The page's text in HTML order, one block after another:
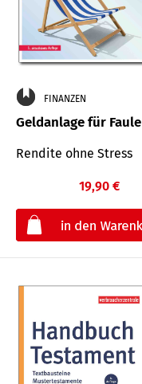
FINANZEN
Geldanlage für Faule
Rendite ohne Stress
19,90 €